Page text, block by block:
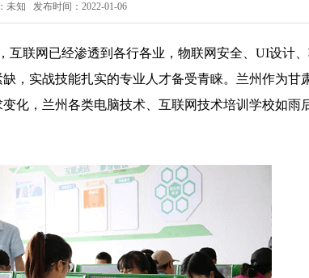
未知 发布时间：2022-01-06
联网已经渗透到各行各业，物联网安全、UI设计
，实战技能扎实的专业人才备受青睐。兰州作为甘
化，兰州各类电脑技术、互联网技术培训学校如雨